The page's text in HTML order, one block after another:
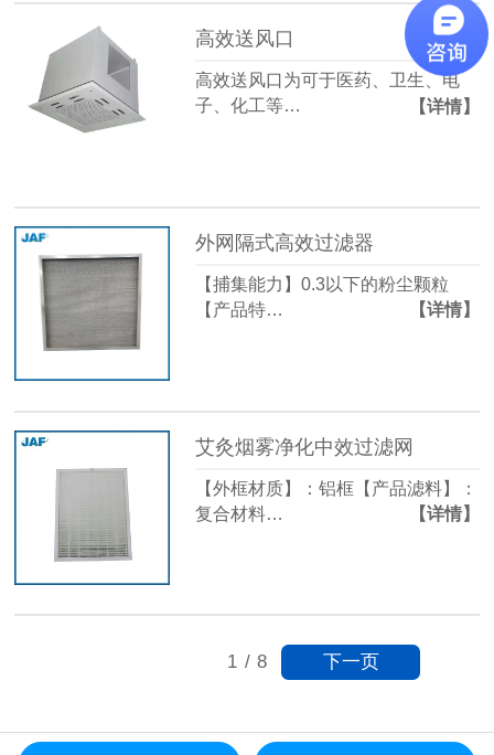
高效送风口
高效送风口为可于医药、卫生、电
子、化工等…
【详情】
外网隔式高效过滤器
【捕集能力】0.3以下的粉尘颗粒
【产品特…
【详情】
艾灸烟雾净化中效过滤网
【外框材质】：铝框【产品滤料】：
复合材料…
【详情】
1 / 8 下一页